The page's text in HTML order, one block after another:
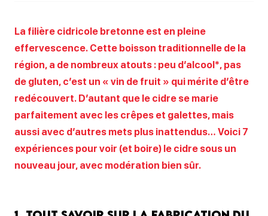
La filière cidricole bretonne est en pleine
effervescence. Cette boisson traditionnelle de la
région, a de nombreux atouts : peu d’alcool*, pas
de gluten, c’est un « vin de fruit » qui mérite d’être
redécouvert. D’autant que le cidre se marie
parfaitement avec les crêpes et galettes, mais
aussi avec d’autres mets plus inattendus… Voici 7
expériences pour voir (et boire) le cidre sous un
nouveau jour, avec modération bien sûr.